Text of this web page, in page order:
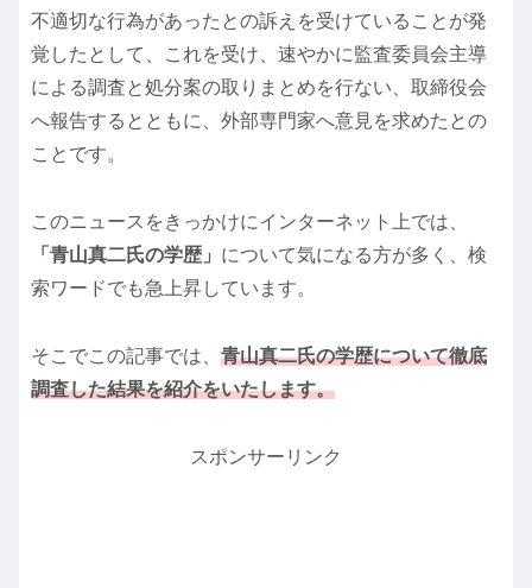
不適切な行為があったとの訴えを受けていることが発
覚したとして、これを受け、速やかに監査委員会主導
による調査と処分案の取りまとめを行ない、取締役会
へ報告するとともに、外部専門家へ意見を求めたとの
ことです。
このニュースをきっかけにインターネット上では、
「青山真二氏の学歴」 について気になる方が多く、検
索ワードでも急上昇しています。
そこでこの記事では、 青山真二氏の学歴について徹底
調査した結果を紹介をいたします。
スポンサーリンク